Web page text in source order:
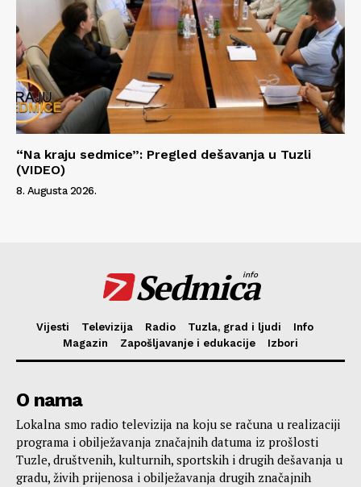
“Na kraju sedmice”: Pregled dešavanja u Tuzli
(VIDEO)
8. Augusta 2026.
Sedmica
info
Vijesti Televizija Radio Tuzla, grad i ljudi
Info
Magazin
Zapošljavanje i edukacije Izbori
O nama
Lokalna smo radio televizija na koju se računa u realizaciji
programa i obilježavanja značajnih datuma iz prošlosti
Tuzle, društvenih, kulturnih, sportskih i drugih dešavanja u
gradu, živih prijenosa i obilježavanja drugih značajnih